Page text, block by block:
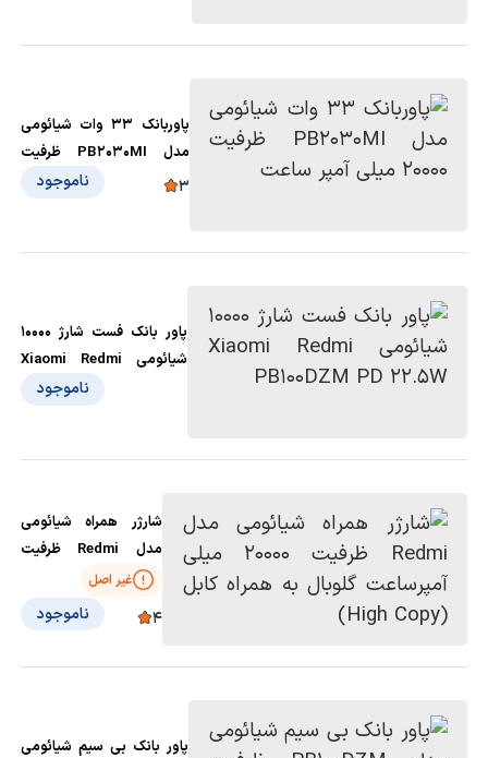
پاوربانک 33 وات شیائومی
مدل PB2030MI ظرفیت
20000 میلی آمپر ساعت
3 ناموجود
پاور بانک فست شارژ 10000
شیائومی Xiaomi Redmi
PB100DZM PD 22.5W
ناموجود
شارژر همراه شیائومی
مدل Redmi ظرفیت
20000 میلی آمپرساعت
گلوبال به همراه کابل
غیر اصل
4 ناموجود
پاور بانک بی سیم شیائومی